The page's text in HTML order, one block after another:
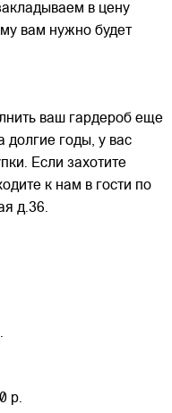
в цену
вам нужно будет
ваш гардероб еще
годы, у вас
Если захотите
к нам в гости по
д.36.
р.